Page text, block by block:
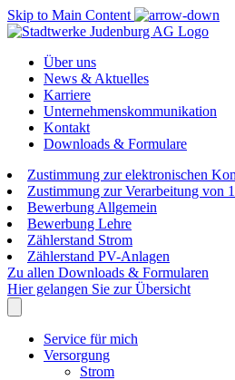
Skip to Main Content
Über uns
News & Aktuelles
Karriere
Unternehmenskommunikation
Kontakt
Downloads & Formulare
Zustimmung zur elektronischen
Zustimmung zur Verarbeitung von
Bewerbung Allgemein
Bewerbung Lehre
Zählerstand Strom
Zählerstand PV-Anlagen
Zu allen Downloads & Formularen
Hier gelangen Sie zur Übersicht
Service für mich
Versorgung
Strom